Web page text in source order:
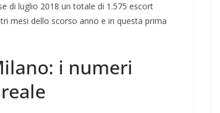
di luglio 2018 un totale di 1.575 escort
mesi dello scorso anno e in questa prima
i numeri